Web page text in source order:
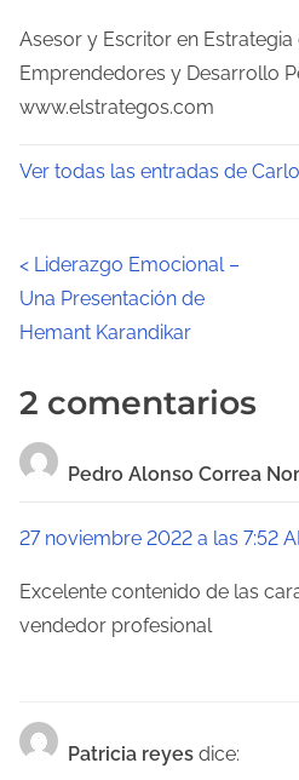
Asesor y Escritor en
Emprendedores y Desarrollo
www.elstrategos.com
Ver todas las entradas de
N
a
e
g
i
d
< Liderazgo Emocional –
Una Presentación de
Hemant Karandikar
2 comentarios
Pedro Alonso Correa
27 noviembre 2022 a las 7:52
Excelente contenido de las
vendedor profesional
Patricia reyes dice: